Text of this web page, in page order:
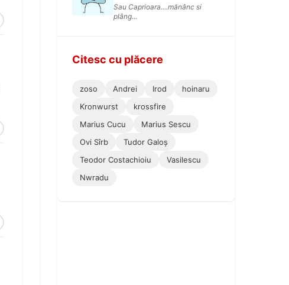
Sau Caprioara....mănânc si
plâng...
Citesc cu plăcere
zoso Andrei Irod
hoinaru
Kronwurst
krossfire
Marius Cucu
Marius Sescu
Ovi Sîrb
Tudor Galoș
Teodor Costachioiu
Vasilescu
Nwradu